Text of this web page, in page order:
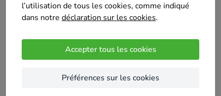
l’utilisation de tous les cookies, comme indiqué
dans notre déclaration sur les cookies.
Accepter tous les cookies
Préférences sur les cookies
Zwevegem
Spécialiste en adoucisseurs d'eau à Zwevegem,
WATER SOLUTIONS vous garantit une eau de
qualité optimale. Découvrez nos solutions adaptées
Caractéristiques